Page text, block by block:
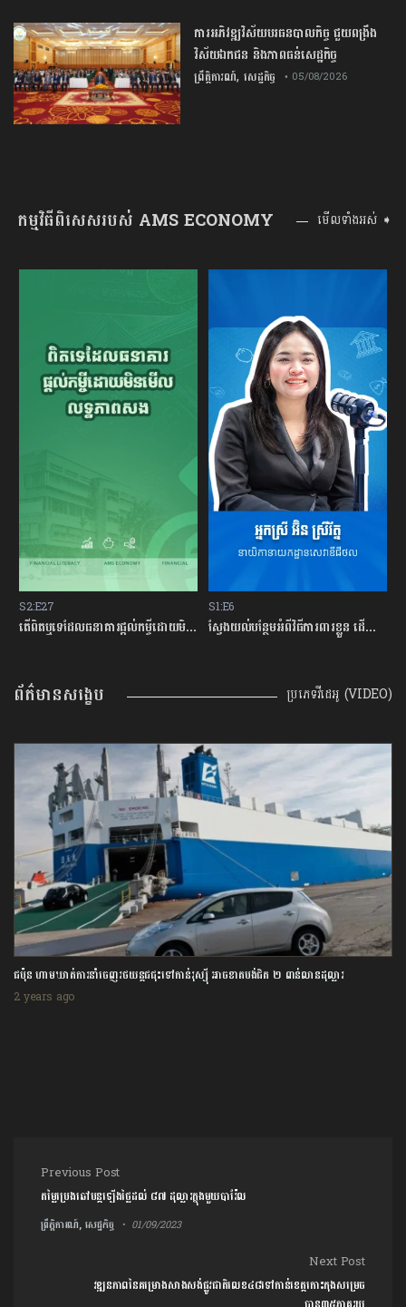
ការ​អភិវឌ្ឍ​វិស័យ​បរធន​បាលកិច្ច ​ជួយ​ពង្រឹង​
វិស័យ​ឯកជន ​និង​ភាព​ធន់​សេដ្ឋកិច្ច​
ព្រឹត្តិការណ៍, សេដ្ឋកិច្ច • 05/08/2026
កម្មវិធីពិសេសរបស់ AMS ECONOMY មើលទាំងអស់ ➧
S2:E27
តើពិតឬទេដែលធនាគារផ្ដល់កម្ចីដោយមិនសិក្សាលើលទ្ធភាពសងត្រឡប់?
S1:E6
ស្វែងយល់បន្ថែមអំពីវិធីការពារខ្លួន ដើម្បីជៀសវាងពីការឆបោកតាមបច្ចេកវិទ្យាហិរញ្ញវត្ថុ!
ព័ត៌មានសង្ខេប ប្រភេទវីដេអូ (VIDEO)
ជប៉ុន ហាមឃាត់ការនាំចេញរថយន្តជជុះទៅកាន់រុស្ស៊ី អាចខាតបង់ជិត ២ ពាន់លានដុល្លារ
2 years ago
Post navigation
Previous Post
តម្លៃប្រេងឆៅបន្តឡើងថ្លៃដល់ ៨៧ ដុល្លារក្នុងមួយបារ៉ែល
ព្រឹត្តិការណ៍, សេដ្ឋកិច្ច 01/09/2023
Next Post
វឌ្ឍនភាពនៃគម្រោង​សាងសង់ផ្លូវជាតិលេខ​៤៨​ទៅកាន់ខេត្តកោះកុង​សម្រេច